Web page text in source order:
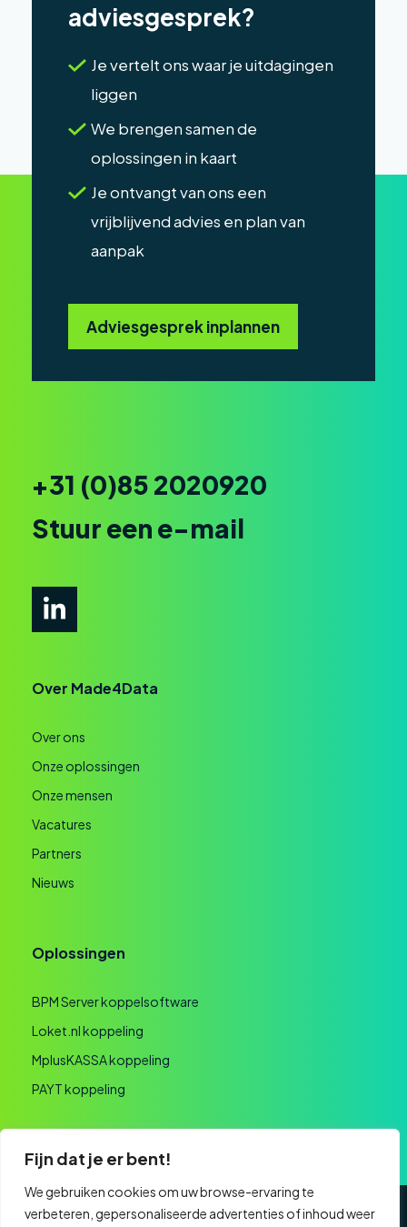
Fijn dat je er bent!
We gebruiken cookies om uw browse-ervaring te
verbeteren, gepersonaliseerde advertenties of inhoud weer
adviesgesprek?
Je vertelt ons waar je uitdagingen
liggen
We brengen samen de
oplossingen in kaart
Je ontvangt van ons een
vrijblijvend advies en plan van
aanpak
Adviesgesprek inplannen
+31 (0)85 2020920
Stuur een e-mail
Over Made4Data
Over ons
Onze oplossingen
Onze mensen
Vacatures
Partners
Nieuws
Oplossingen
BPM Server koppelsoftware
Loket.nl koppeling
MplusKASSA koppeling
PAYT koppeling